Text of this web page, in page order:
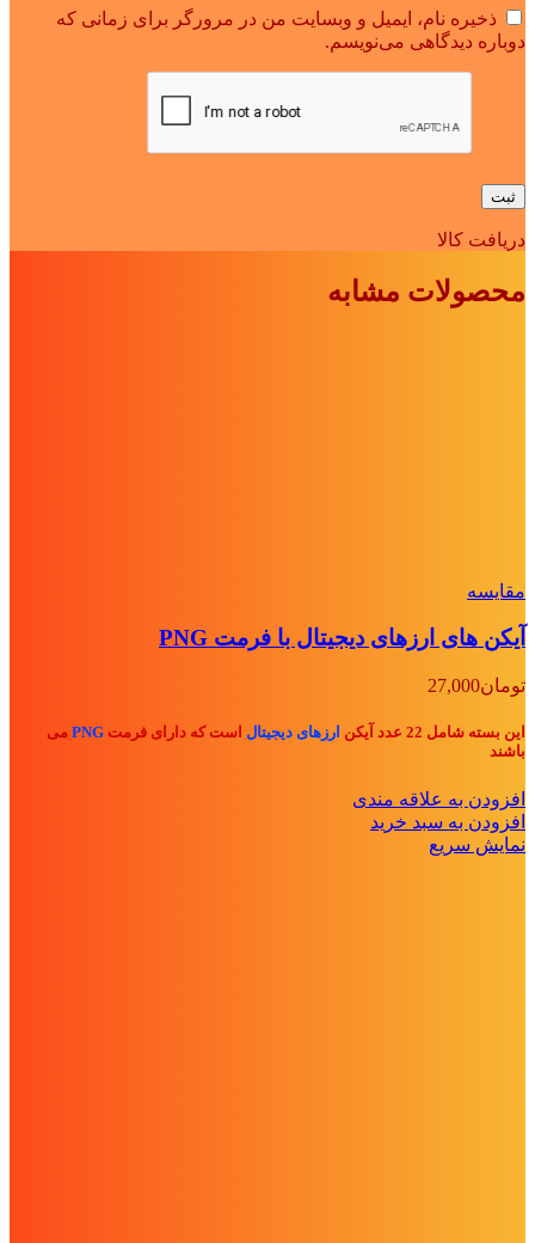
ذخیره نام، ایمیل و وبسایت من در مرورگر برای زمانی که
دوباره دیدگاهی می‌نویسم.
دریافت کالا
محصولات مشابه
مقايسه
آیکن های ارزهای دیجیتال با فرمت PNG
تومان27,000
این بسته شامل 22 عدد آیکن ارزهای دیجیتال است که دارای فرمت PNG می
باشند
افزودن به علاقه مندی
افزودن به سبد خرید
نمایش سریع